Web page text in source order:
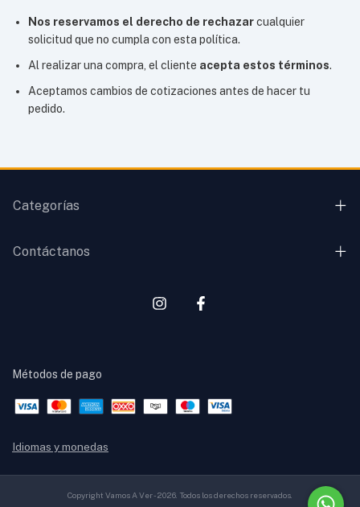
Nos reservamos el derecho de rechazarcualquier
solicitud que no cumpla con esta política.
Al realizar una compra, el cliente acepta estos términos.
Aceptamos cambios de cotizaciones antes de hacer tu
pedido.
Categorías
Contáctanos
Métodos de pago
Idiomas y monedas
Copyright Vamos A Ver - 2026. Todos los derechos reservados.